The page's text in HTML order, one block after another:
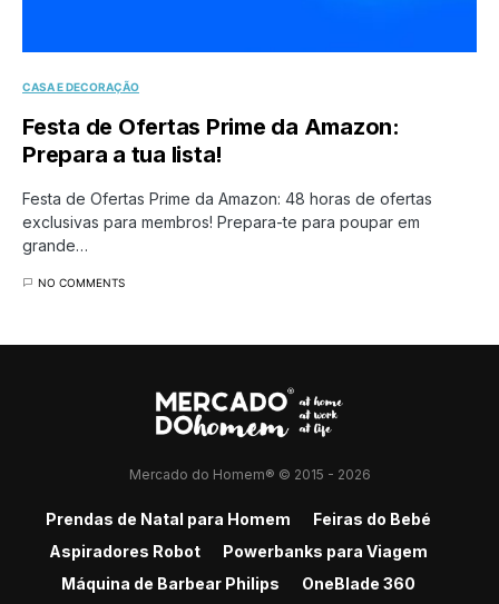
CASA E DECORAÇÃO
Festa de Ofertas Prime da Amazon:
Prepara a tua lista!
Festa de Ofertas Prime da Amazon: 48 horas de ofertas
exclusivas para membros! Prepara-te para poupar em
grande…
NO COMMENTS
Mercado do Homem® © 2015 - 2026
Prendas de Natal para Homem
Feiras do Bebé
Aspiradores Robot
Powerbanks para Viagem
Máquina de Barbear Philips
OneBlade 360